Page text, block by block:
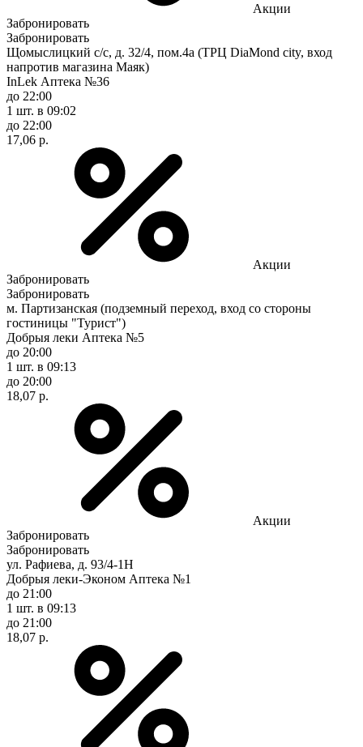
Акции
Забронировать
Забронировать
Щомыслицкий с/с, д. 32/4, пом.4а (ТРЦ DiaMond city, вход
напротив магазина Маяк)
InLek Аптека №36
до 22:00
1 шт. в 09:02
до 22:00
17,06 р.
Акции
Забронировать
Забронировать
м. Партизанская (подземный переход, вход со стороны
гостиницы "Турист")
Добрыя леки Аптека №5
до 20:00
1 шт. в 09:13
до 20:00
18,07 р.
Акции
Забронировать
Забронировать
ул. Рафиева, д. 93/4-1Н
Добрыя леки-Эконом Аптека №1
до 21:00
1 шт. в 09:13
до 21:00
18,07 р.